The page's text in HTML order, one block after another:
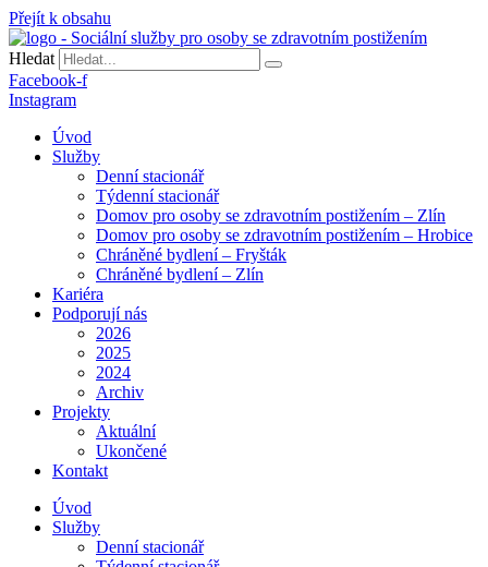
Přejít k obsahu
Hledat
Facebook-f
Instagram
Úvod
Služby
Denní stacionář
Týdenní stacionář
Domov pro osoby se zdravotním postižením – Zlín
Domov pro osoby se zdravotním postižením – Hrobice
Chráněné bydlení – Fryšták
Chráněné bydlení – Zlín
Kariéra
Podporují nás
2026
2025
2024
Archiv
Projekty
Aktuální
Ukončené
Kontakt
Úvod
Služby
Denní stacionář